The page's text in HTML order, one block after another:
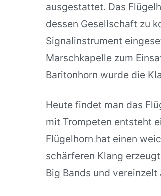
ausgestattet. Das
dessen Gesellschaft zu
Signalinstrument
Marschkapelle zum
Baritonhorn wurde die
Heute findet man das
mit Trompeten entsteht
Flügelhorn hat einen
schärferen Klang
Big Bands und